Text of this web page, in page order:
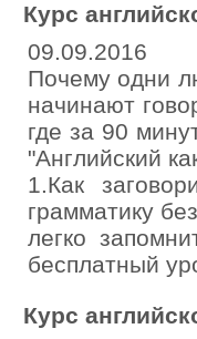
Курс
09.09.2016
Почему одни
начинают
где за 90
"Английский
1.Как
грамматику
легко
бесплатный
Курс